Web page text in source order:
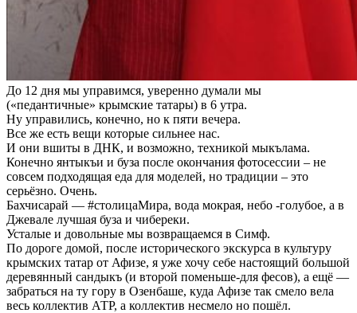
До 12 дня мы управимся, уверенно думали мы
(«педантичные» крымские татары) в 6 утра.
Ну управились, конечно, но к пяти вечера.
Все же есть вещи которые сильнее нас.
И они вшиты в ДНК, и возможно, техникой мыкълама.
Конечно янтыкъи и буза после окончания фотосессии – не
совсем подходящая еда для моделей, но традиции – это
серьёзно. Очень.
Бахчисарай — #столицаМира, вода мокрая, небо -голубое, а в
Джевале лучшая буза и чибереки.
Усталые и довольные мы возвращаемся в Симф.
По дороге домой, после исторического экскурса в культуру
крымских татар от Афизе, я уже хочу себе настоящий большой
деревянный сандыкъ (и второй поменьше-для фесов), а ещё —
забраться на ту гору в Озенбаше, куда Афизе так смело вела
весь коллектив АТР, а коллектив несмело но пошёл.